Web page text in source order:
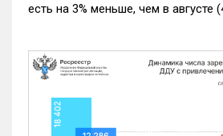
есть на 3% меньше, чем в августе